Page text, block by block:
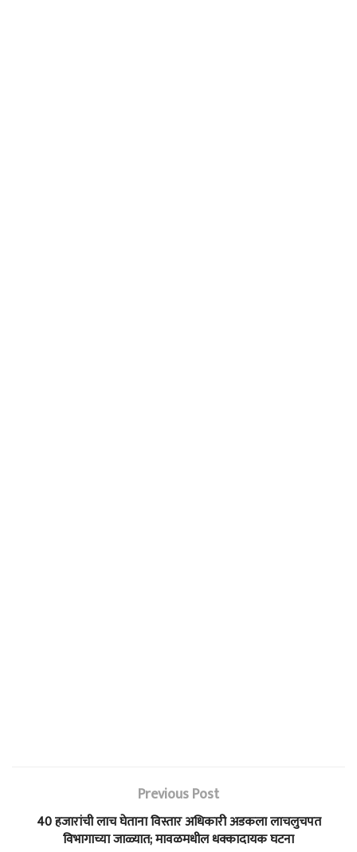
Previous Post
40 हजारांची लाच घेताना विस्तार अधिकारी अडकला लाचलुचपत
विभागाच्या जाळ्यात; मावळमधील धक्कादायक घटना